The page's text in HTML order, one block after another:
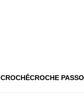
CROCHÊCROCHE